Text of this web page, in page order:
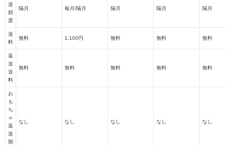
送
頻
度
隔月 毎月/隔月 隔月 隔月 隔月
送
料
無料 1,100円 無料 無料 無料
返
送
送
料
無料 無料 無料 無料 無料
お
も
ち
ゃ
返
送
期
なし なし なし なし なし